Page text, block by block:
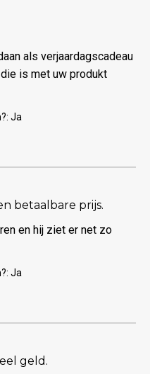
als verjaardagscadeau
is met uw produkt
Ja
betaalbare prijs.
en hij ziet er net zo
Ja
geld.